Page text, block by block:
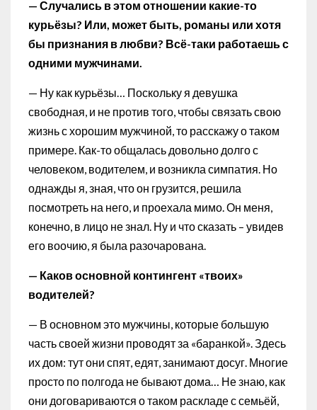
— Случались в этом отношении какие-то
курьёзы? Или, может быть, романы или хотя
бы признания в любви? Всё-таки работаешь с
одними мужчинами.
— Ну как курьёзы… Поскольку я девушка
свободная, и не против того, чтобы связать свою
жизнь с хорошим мужчиной, то расскажу о таком
примере. Как-то общалась довольно долго с
человеком, водителем, и возникла симпатия. Но
однажды я, зная, что он грузится, решила
посмотреть на него, и проехала мимо. Он меня,
конечно, в лицо не знал. Ну и что сказать – увидев
его воочию, я была разочарована.
— Каков основной контингент «твоих»
водителей?
— В основном это мужчины, которые большую
часть своей жизни проводят за «баранкой». Здесь
их дом: тут они спят, едят, занимают досуг. Многие
просто по полгода не бывают дома… Не знаю, как
они договариваются о таком раскладе с семьёй,